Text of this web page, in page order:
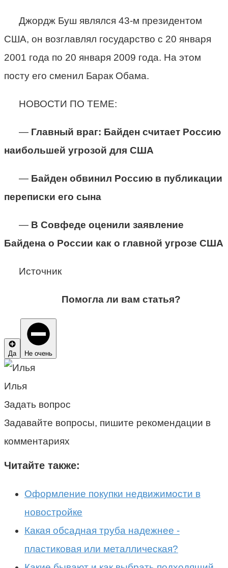
Джордж Буш являлся 43-м президентом
США, он возглавлял государство с 20 января
2001 года по 20 января 2009 года. На этом
посту его сменил Барак Обама.
НОВОСТИ ПО ТЕМЕ:
— Главный враг: Байден считает Россию
наибольшей угрозой для США
— Байден обвинил Россию в публикации
переписки его сына
— В Совфеде оценили заявление
Байдена о России как о главной угрозе США
Источник
Помогла ли вам статья?
Да Не очень
Илья
Задать вопрос
Задавайте вопросы, пишите рекомендации в
комментариях
Читайте также:
Оформление покупки недвижимости в
новостройке
Какая обсадная труба надежнее -
пластиковая или металлическая?